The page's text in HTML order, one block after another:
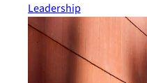
Leadership